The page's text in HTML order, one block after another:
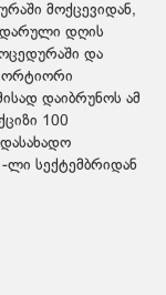
მოქცევიდან,
დღის
და
დაიბრუნოს ამ
100
ლი სექტემბრიდან